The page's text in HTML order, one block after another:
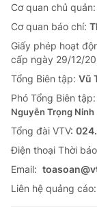
Cơ quan chủ
Cơ quan báo chí:
Giấy phép hoạt
cấp ngày 29/12/
Tổng Biên tập: Vũ
Phó Tổng Biên tập:
Nguyễn Trọng Ninh
Tổng đài VTV:
Ðiện thoại Thời
Email:
Liên hệ quảng cáo: